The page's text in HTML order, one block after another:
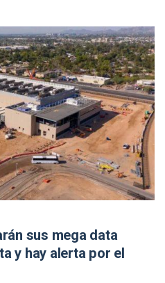
sus mega data
y hay alerta por el